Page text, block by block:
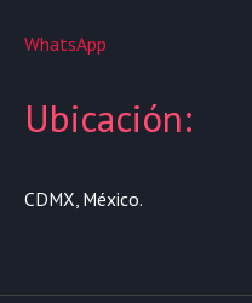
WhatsApp
Ubicación:
CDMX, México.